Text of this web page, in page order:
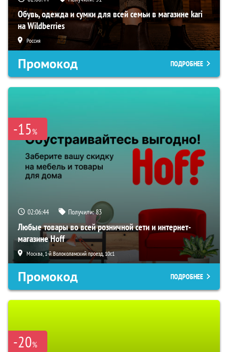
Обувь, одежда и сумки для всей семьи в магазине kari
на Wildberries
Россия
Промокод ПОДРОБНЕЕ
-15%
02:06:43 Получили:83
Любые товары во всей розничной сети и интернет-
магазине Hoff
Москва, 1-й Волоколамский проезд, 10с1
Промокод ПОДРОБНЕЕ
-20%